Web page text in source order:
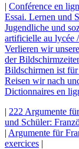
| Conférence en
Essai. Lernen und
Jugendliche und
artificielle au lycée
Verlieren wir
der
Bildschirmen ist
Reisen wir nach
Dictionnaires en
| 222 Argumente
und Schüler:
| Argumente für
exercices |